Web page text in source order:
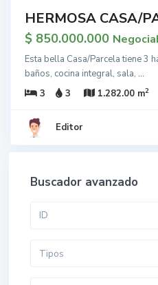
HERMOSA CASA/
$ 850.000.000
Esta bella Casa/Parcela tiene 3
baños, cocina integral, sala, ...
3
3 1.282.00 m2
Editor
Buscador avanzado
Tipos